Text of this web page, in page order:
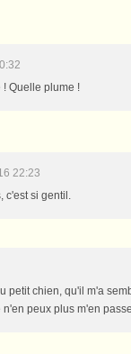
! Quelle plume !
22:23
c'est si gentil.
petit chien, qu'il m'a
peux plus m'en